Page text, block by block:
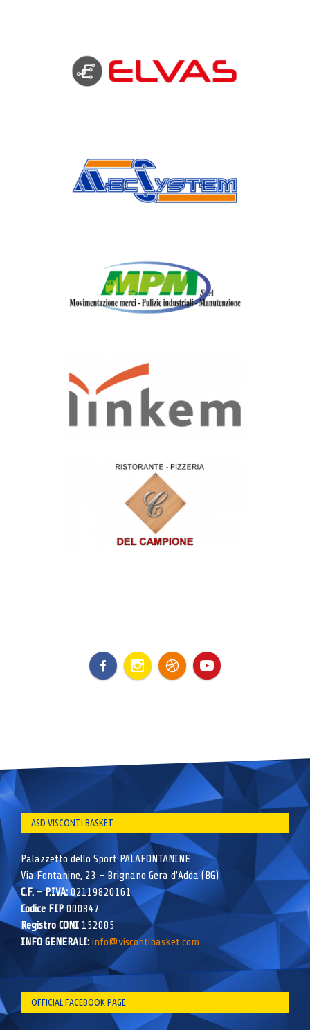
ASD VISCONTI BASKET
Palazzetto dello Sport PALAFONTANINE
Via Fontanine, 23 – Brignano Gera d’Adda (BG)
C.F. – P.IVA:02119820161
Codice FIP000847
Registro CONI 152085
INFO GENERALI: info@viscontibasket.com
OFFICIAL FACEBOOK PAGE